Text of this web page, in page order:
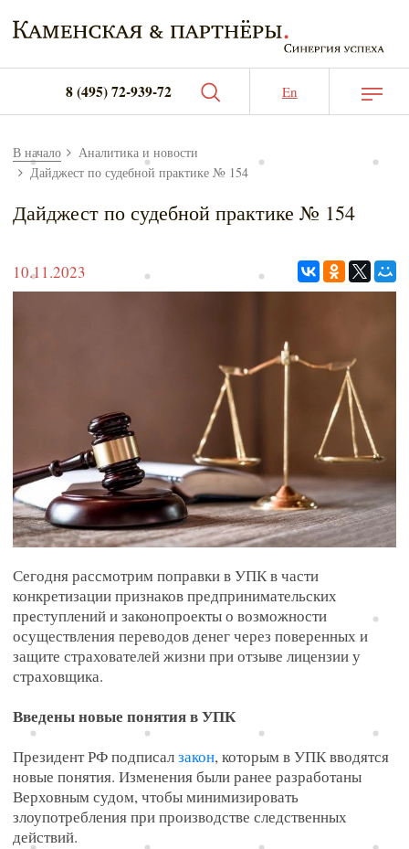
8 (495) 72-939-72 En
В начало
Аналитика и новости
Дайджест по судебной практике № 154
Дайджест по судебной практике № 154
10.11.2023
Сегодня рассмотрим поправки в УПК в части
конкретизации признаков предпринимательских
преступлений и законопроекты о возможности
осуществления переводов денег через поверенных и
защите страхователей жизни при отзыве лицензии у
страховщика.
Введены новые понятия в УПК
Президент РФ подписалзакон, которым в УПК вводятся
новые понятия. Изменения были ранее разработаны
Верховным судом, чтобы минимизировать
злоупотребления при производстве следственных
действий.
Практика & Экспертиза
Закупки: правовая поддержка
Судебно-арбитражная практика
Контакты
Пресс-центр
Мероприятия
Контакты
8 (495) 72-939-72
Россия, 123112, Москва,
Пресненская наб., 8, стр.1, БК "Город столиц" в ММДЦ
Москва Сити
Чаще всего ищут
Антимонопольная практика
Интеллектуальная собственность